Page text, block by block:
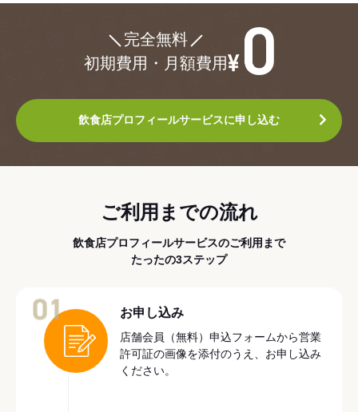
完全無料
初期費用・月額費用
飲食店プロフィールサービスに申し込む
ご利用までの流れ
飲食店プロフィールサービスのご利用まで
たったの3ステップ
お申し込み
店舗会員（無料）申込フォームから営業
許可証の画像を添付のうえ、お申し込み
ください。